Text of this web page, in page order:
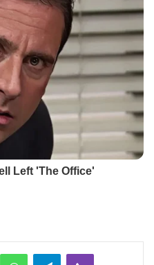
WhatsAppTelegramViber